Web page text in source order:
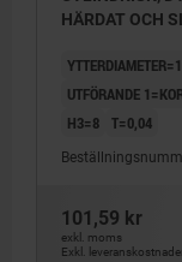
HÄRDAT OCH
UTFÖRANDE
H3=8 T=0,04
101,59 kr
exkl. moms
Exkl.